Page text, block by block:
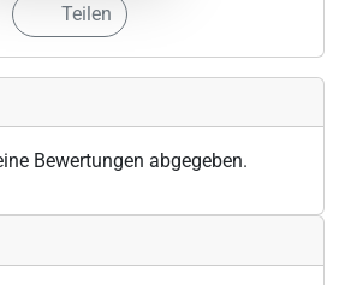
Teilen
Bewertungen abgegeben.